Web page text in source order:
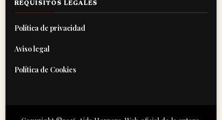
REQUISITOS LEGALES
Política de privacidad
Aviso legal
Política de Cookies